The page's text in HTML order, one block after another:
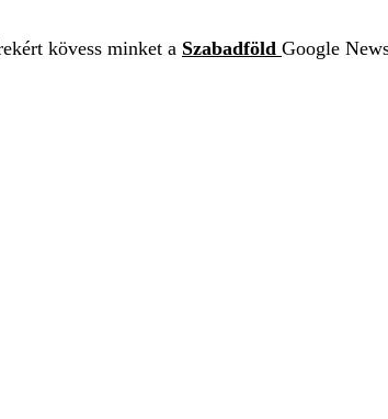
kövess minket a Szabadföld Google